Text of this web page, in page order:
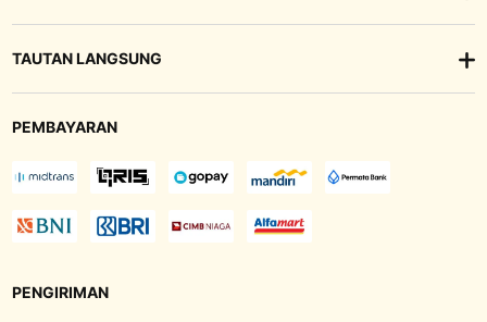
TAUTAN LANGSUNG
PEMBAYARAN
PENGIRIMAN